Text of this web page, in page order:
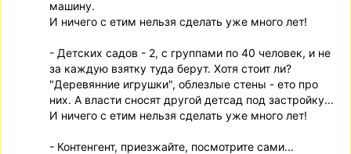
машину.
И ничего с етим нельзя сделать уже много лет!
- Детских садов - 2, с группами по 40 человек, и не
за каждую взятку туда берут. Хотя стоит ли?
"Деревянние игрушки", облезлые стены - ето про
них. А власти сносят другой детсад под застройку...
И ничего с етим нельзя сделать уже много лет!
- Контенгент, приезжайте, посмотрите сами...